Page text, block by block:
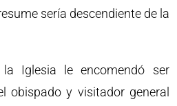
sería descendiente de la
Iglesia le encomendó ser
obispado y visitador general